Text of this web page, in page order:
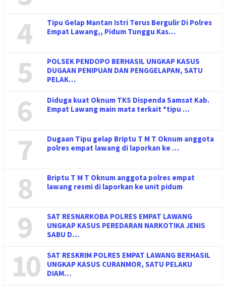
4
Tipu Gelap Mantan Istri Terus Bergulir Di Polres
Empat Lawang,, Pidum Tunggu Kas…
5
POLSEK PENDOPO BERHASIL UNGKAP KASUS
DUGAAN PENIPUAN DAN PENGGELAPAN, SATU
PELAK…
6
Diduga kuat Oknum TKS Dispenda Samsat Kab.
Empat Lawang main mata terkait *tipu …
7
Dugaan Tipu gelap Briptu T M T Oknum anggota
polres empat lawang di laporkan ke …
8
Briptu T M T Oknum anggota polres empat
lawang resmi di laporkan ke unit pidum
9
SAT RESNARKOBA POLRES EMPAT LAWANG
UNGKAP KASUS PEREDARAN NARKOTIKA JENIS
SABU D…
10
SAT RESKRIM POLRES EMPAT LAWANG BERHASIL
UNGKAP KASUS CURANMOR, SATU PELAKU
DIAM…